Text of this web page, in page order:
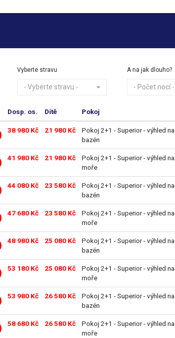
Vyberte stravu
- Vyberte stravu -
A na jak dlouho?
- Počet nocí -
Dosp. os. Dítě Pokoj
38 980 Kč 21 980 Kč
Pokoj 2+1 - Superior - výhled na
bazén
41 980 Kč 21 980 Kč
Pokoj 2+1 - Superior - výhled na
moře
44 080 Kč 23 580 Kč
Pokoj 2+1 - Superior - výhled na
bazén
47 680 Kč 23 580 Kč
Pokoj 2+1 - Superior - výhled na
moře
48 980 Kč 25 080 Kč
Pokoj 2+1 - Superior - výhled na
bazén
53 180 Kč 25 080 Kč
Pokoj 2+1 - Superior - výhled na
moře
53 980 Kč 26 580 Kč
Pokoj 2+1 - Superior - výhled na
bazén
58 680 Kč 26 580 Kč
Pokoj 2+1 - Superior - výhled na
moře